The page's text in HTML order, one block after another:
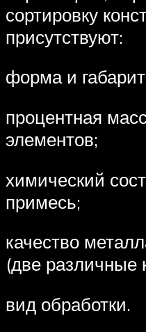
сортировку
присутствуют:
форма и
процентная
элементов;
химический
примесь;
качество
(две различные
вид обработки.